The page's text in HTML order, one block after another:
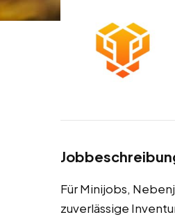
Für Minijobs,
zuverlässige